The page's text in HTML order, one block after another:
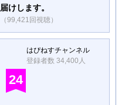
届けします。
（99,421回視聴）
はぴねすチャンネル
登録者数 34,400人
24